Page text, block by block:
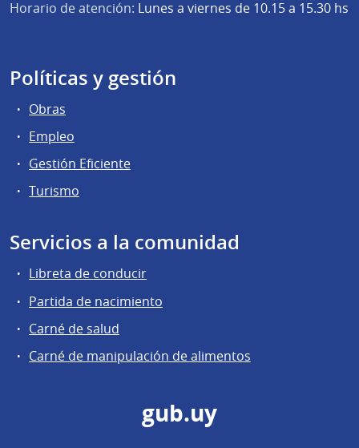
Horario de atención: Lunes a viernes de 10.15 a 15.30 hs
Políticas y gestión
Obras
Empleo
Gestión Eficiente
Turismo
Servicios a la comunidad
Libreta de conducir
Partida de nacimiento
Carné de salud
Carné de manipulación de alimentos
gub.uy